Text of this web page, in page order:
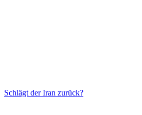
Schlägt der Iran zurück?